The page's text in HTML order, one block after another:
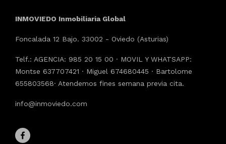
INMOVIEDO Inmobiliaria Global
Foncalada 12 Bajo. 33002 - Oviedo (Asturias)
Telf.: AGENCIA: 985 20 15 00 · MOVIL Y WHATSAPP:
Montse 637707421 · Miguel 674680445 · Bartolome
655803568· Atendemos fines semana previa cita.
info@inmoviedo.com